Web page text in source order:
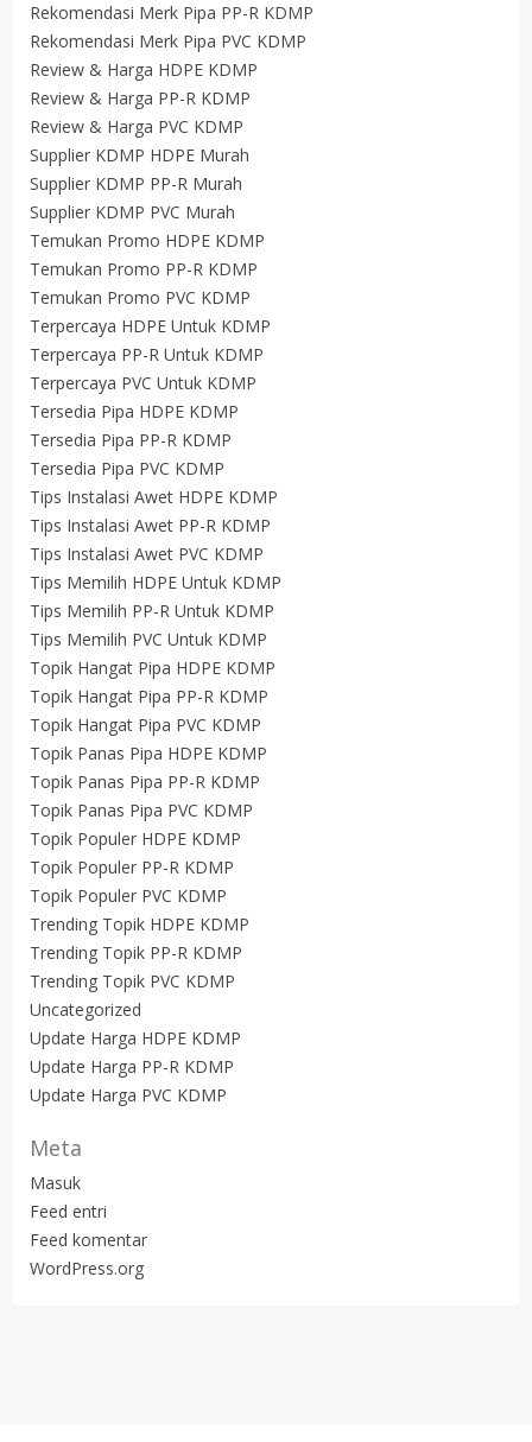
Rekomendasi Merk Pipa PP-R KDMP
Rekomendasi Merk Pipa PVC KDMP
Review & Harga HDPE KDMP
Review & Harga PP-R KDMP
Review & Harga PVC KDMP
Supplier KDMP HDPE Murah
Supplier KDMP PP-R Murah
Supplier KDMP PVC Murah
Temukan Promo HDPE KDMP
Temukan Promo PP-R KDMP
Temukan Promo PVC KDMP
Terpercaya HDPE Untuk KDMP
Terpercaya PP-R Untuk KDMP
Terpercaya PVC Untuk KDMP
Tersedia Pipa HDPE KDMP
Tersedia Pipa PP-R KDMP
Tersedia Pipa PVC KDMP
Tips Instalasi Awet HDPE KDMP
Tips Instalasi Awet PP-R KDMP
Tips Instalasi Awet PVC KDMP
Tips Memilih HDPE Untuk KDMP
Tips Memilih PP-R Untuk KDMP
Tips Memilih PVC Untuk KDMP
Topik Hangat Pipa HDPE KDMP
Topik Hangat Pipa PP-R KDMP
Topik Hangat Pipa PVC KDMP
Topik Panas Pipa HDPE KDMP
Topik Panas Pipa PP-R KDMP
Topik Panas Pipa PVC KDMP
Topik Populer HDPE KDMP
Topik Populer PP-R KDMP
Topik Populer PVC KDMP
Trending Topik HDPE KDMP
Trending Topik PP-R KDMP
Trending Topik PVC KDMP
Uncategorized
Update Harga HDPE KDMP
Update Harga PP-R KDMP
Update Harga PVC KDMP
Meta
Masuk
Feed entri
Feed komentar
WordPress.org